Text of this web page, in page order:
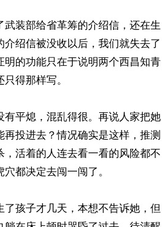
装部给省革筹的介绍信，还在生
绍信被没收以后，我们就失去了
的功能只在于说明两个西昌知青
得那样写。
平熄，混乱得很。再说人家把她
投进去？情况确实是这样，推测
活着的人连去看一看的风险都不
都决定去闯一闯了。
孩子才几天，本想不告诉她，但